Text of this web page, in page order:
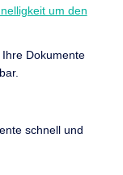
um den
Dokumente
schnell und